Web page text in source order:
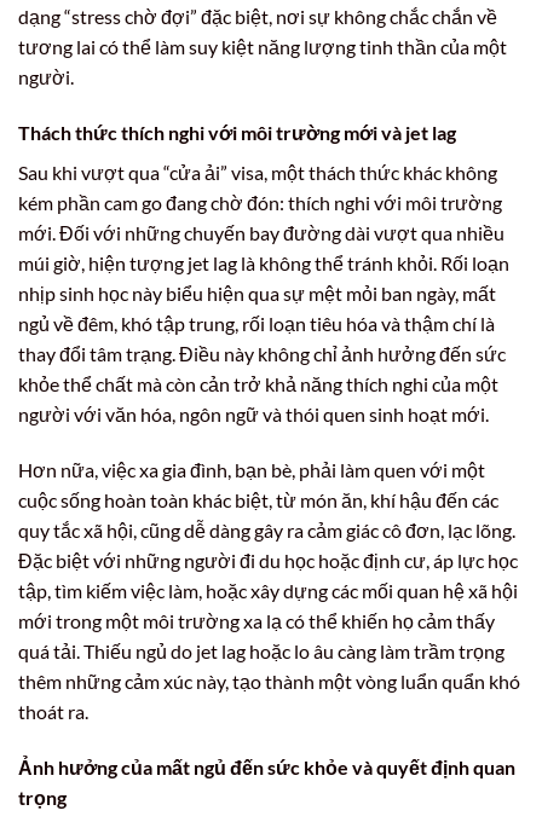
dạng “stress chờ đợi” đặc biệt, nơi sự không chắc chắn về
tương lai có thể làm suy kiệt năng lượng tinh thần của một
người.
Thách thức thích nghi với môi trường mới và jet lag
Sau khi vượt qua “cửa ải” visa, một thách thức khác không
kém phần cam go đang chờ đón: thích nghi với môi trường
mới. Đối với những chuyến bay đường dài vượt qua nhiều
múi giờ, hiện tượng jet lag là không thể tránh khỏi. Rối loạn
nhịp sinh học này biểu hiện qua sự mệt mỏi ban ngày, mất
ngủ về đêm, khó tập trung, rối loạn tiêu hóa và thậm chí là
thay đổi tâm trạng. Điều này không chỉ ảnh hưởng đến sức
khỏe thể chất mà còn cản trở khả năng thích nghi của một
người với văn hóa, ngôn ngữ và thói quen sinh hoạt mới.
Hơn nữa, việc xa gia đình, bạn bè, phải làm quen với một
cuộc sống hoàn toàn khác biệt, từ món ăn, khí hậu đến các
quy tắc xã hội, cũng dễ dàng gây ra cảm giác cô đơn, lạc lõng.
Đặc biệt với những người đi du học hoặc định cư, áp lực học
tập, tìm kiếm việc làm, hoặc xây dựng các mối quan hệ xã hội
mới trong một môi trường xa lạ có thể khiến họ cảm thấy
quá tải. Thiếu ngủ do jet lag hoặc lo âu càng làm trầm trọng
thêm những cảm xúc này, tạo thành một vòng luẩn quẩn khó
thoát ra.
Ảnh hưởng của mất ngủ đến sức khỏe và quyết định quan
trọng